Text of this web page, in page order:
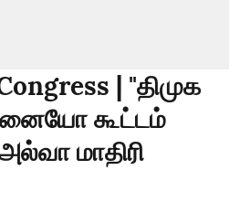
| "திமுக
கூட்டம்
மாதிரி